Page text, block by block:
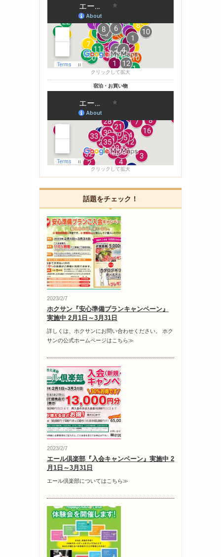
クリックして拡大
宿泊・お買い物
クリックして拡大
話題をチェック！
2023/2/7
ホクサン『安心準備プランキャンペーン』
実施中 2月1日～3月31日
詳しくは、ホクサンにお問い合わせください。 ホク
サンの公式ホームページはこちら≫
2023/2/7
エール倶楽部『入会キャンペーン』実施中 2
月1日～3月31日
エール倶楽部についてはこちら≫